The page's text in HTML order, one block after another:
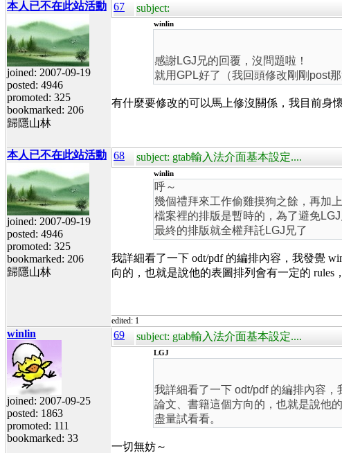
本人已不在此站活動
joined: 2007-09-19
posted: 4946
promoted: 325
bookmarked: 206
歸隱山林
67 subject:
winlin
感謝LGJ兄的回覆，沒問題啦！
就用GPL好了（我回頭修改剛剛post
有什麼要修改的可以馬上修沒關係，我目前身
本人已不在此站活動
joined: 2007-09-19
posted: 4946
promoted: 325
bookmarked: 206
歸隱山林
68 subject: gtab輸入法介面基本設定....
winlin
呼～
幾個禮拜來工作偷雞摸狗之餘，再加
檔案裡的排版是暫時的，為了避免
最終的排版就全權拜託LGJ兄了
我詳細看了一下 odt/pdf 的編排內容，我發覺
向的，也就是說他的表圖排列會有一定的 rules
edited: 1
winlin
joined: 2007-09-25
posted: 1863
promoted: 111
bookmarked: 33
69 subject: gtab輸入法介面基本設定....
LGJ
我詳細看了一下 odt/pdf 的編排內容
論文、書籍這個方向的，也就是說他
盡量試看看。
一切無妨～